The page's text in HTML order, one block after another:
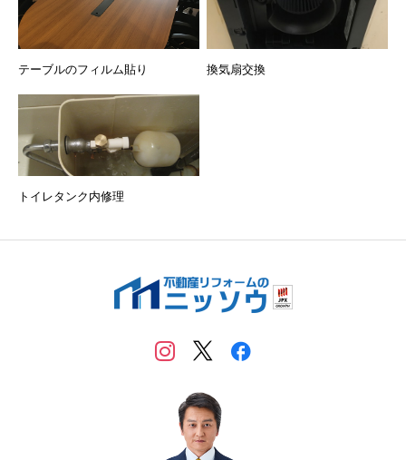
テーブルのフィルム貼り 換気扇交換
トイレタンク内修理